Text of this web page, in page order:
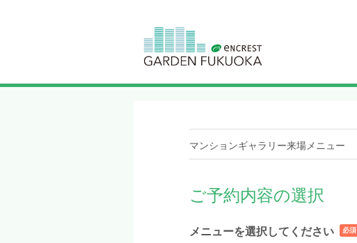
マンションギャラリー来場メニュー
ご予約内容の選択
メニューを選択してください 必須